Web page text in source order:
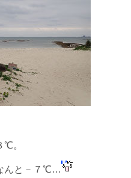
℃。
んと－７℃…